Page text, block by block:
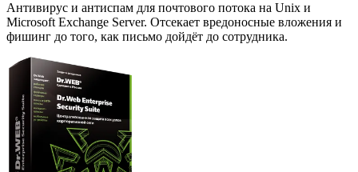
Антивирус и антиспам для почтового потока на Unix и
Microsoft Exchange Server. Отсекает вредоносные вложения и
фишинг до того, как письмо дойдёт до сотрудника.